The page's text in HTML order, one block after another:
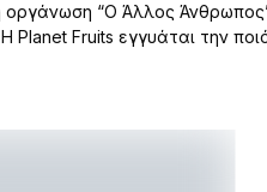
“Ο Άλλος
Fruits εγγυάται την